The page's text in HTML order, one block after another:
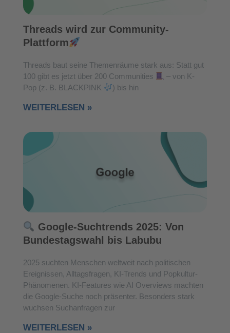
Threads wird zur Community-
Plattform
Threads baut seine Themenräume stark aus: Statt gut
100 gibt es jetzt über 200 Communities
– von K-
Pop (z. B. BLACKPINK
) bis hin
WEITERLESEN »
Google-Suchtrends 2025: Von
Bundestagswahl bis Labubu
2025 suchten Menschen weltweit nach politischen
Ereignissen, Alltagsfragen, KI-Trends und Popkultur-
Phänomenen. KI-Features wie AI Overviews machten
die Google-Suche noch präsenter. Besonders stark
wuchsen Suchanfragen zur
WEITERLESEN »